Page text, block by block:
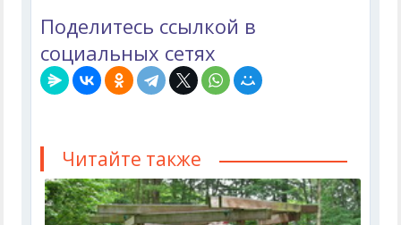
Поделитесь ссылкой в
социальных сетях
Читайте также